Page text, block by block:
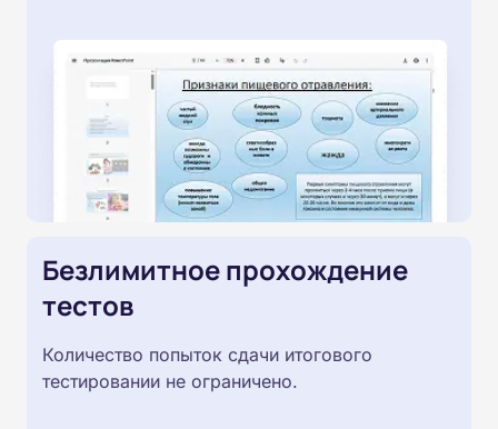
Безлимитное прохождение
тестов
Количество попыток сдачи итогового
тестировании не ограничено.